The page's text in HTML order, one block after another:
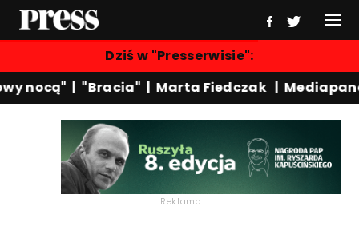
Dziś w "Presserwisie":
nocą"|"Bracia"| Marta Fiedczak|Mediapanel
Reklama